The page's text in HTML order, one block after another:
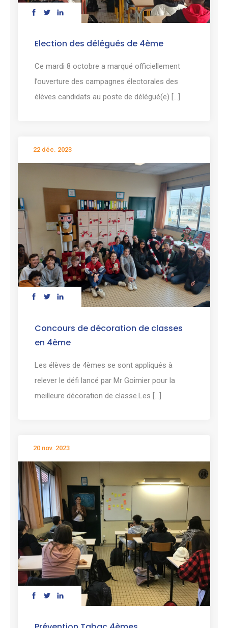
Election des délégués de 4ème
Ce mardi 8 octobre a marqué officiellement
l’ouverture des campagnes électorales des
élèves candidats au poste de délégué(e) [...]
22 déc. 2023
Concours de décoration de classes
en 4ème
Les élèves de 4èmes se sont appliqués à
relever le défi lancé par Mr Goimier pour la
meilleure décoration de classe.Les [...]
20 nov. 2023